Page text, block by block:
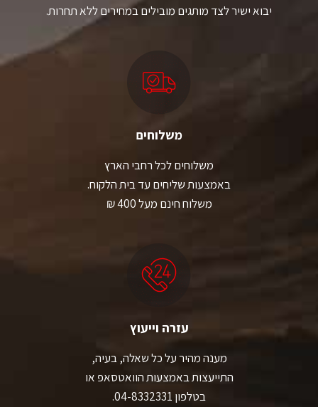
יבוא ישיר לצד מותגים מובילים במחירים ללא תחרות.
משלוחים
משלוחים לכל רחבי הארץ
באמצעות שליחים עד בית הלקוח.
משלוח חינם מעל 400 ₪
עזרה וייעוץ
מענה מהיר על כל שאלה, בעיה,
התייעצות באמצעות הוואטסאפ או
בטלפון 04-8332331.